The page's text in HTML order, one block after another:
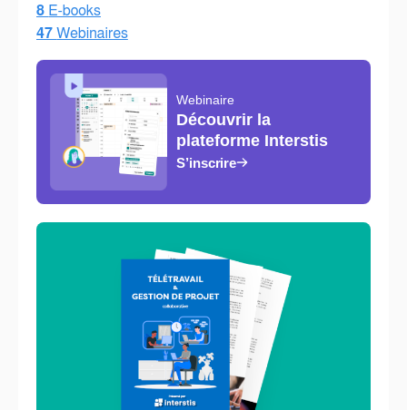
Webinaire
Découvrir la
plateforme Interstis
S’inscrire